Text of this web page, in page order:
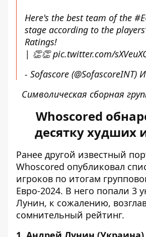
Here's the best team of the
stage according to the
Ratings!
| 👏👏pic.twitter.com/
- Sofascore (@SofascoreINT)
Символическая сборная
Whoscored
десятку худших
Ранее другой известный
Whoscored опубликовал
игроков по итогам
Евро-2024. В него попали 3
Лунин, к сожалению,
сомнительный рейтинг.